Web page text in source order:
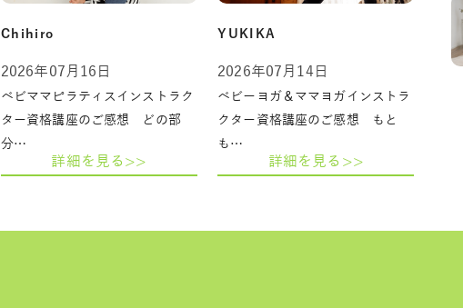
Chihiro
2026年07月16日
ベビママピラティスインストラク
ター資格講座のご感想 どの部
分…
詳細を見る>>
YUKIKA
2026年07月14日
ベビーヨガ＆ママヨガインストラ
クター資格講座のご感想 もと
も…
詳細を見る>>